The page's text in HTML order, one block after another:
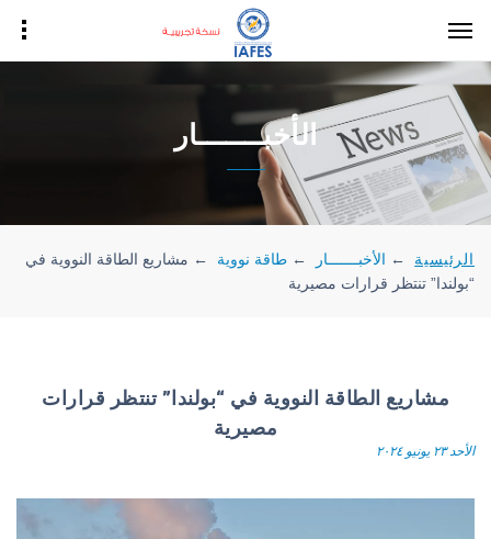
الأخبـــــــار
الرئيسية ← الأخبـــــــار ← طاقة نووية ← مشاريع الطاقة النووية في
“بولندا” تنتظر قرارات مصيرية
مشاريع الطاقة النووية في “بولندا” تنتظر قرارات
مصيرية
الأحد ٢٣ يونيو ٢٠٢٤